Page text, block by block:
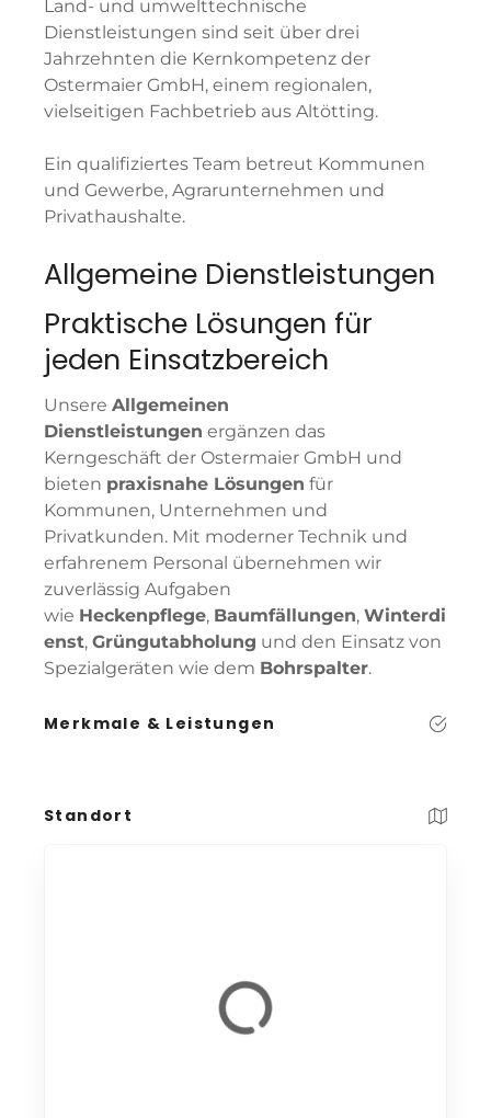
Land- und umwelttechnische
Dienstleistungen sind seit über drei
Jahrzehnten die Kernkompetenz der
Ostermaier GmbH, einem regionalen,
vielseitigen Fachbetrieb aus Altötting.
Ein qualifiziertes Team betreut Kommunen
und Gewerbe, Agrarunternehmen und
Privathaushalte.
Allgemeine Dienstleistungen
Praktische Lösungen für
jeden Einsatzbereich
Unsere Allgemeinen
Dienstleistungen ergänzen das
Kerngeschäft der Ostermaier GmbH und
bieten praxisnahe Lösungen für
Kommunen, Unternehmen und
Privatkunden. Mit moderner Technik und
erfahrenem Personal übernehmen wir
zuverlässig Aufgaben
wie Heckenpflege, Baumfällungen, Winterdi
enst, Grüngutabholung und den Einsatz von
Spezialgeräten wie dem Bohrspalter.
Merkmale & Leistungen
Standort